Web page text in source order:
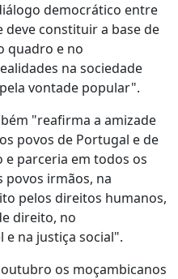
democrático entre
constituir a base de
quadro e no
na sociedade
vontade popular".
"reafirma a amizade
povos de Portugal e de
e parceria em todos os
povos irmãos, na
pelos direitos humanos,
direito, no
na justiça social".
os moçambicanos